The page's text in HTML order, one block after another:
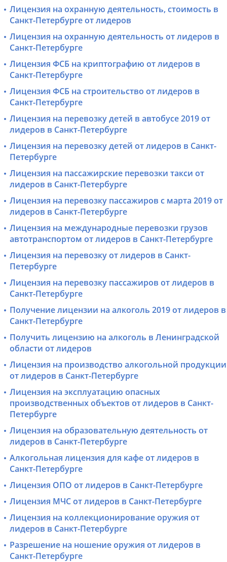
Лицензия на охранную деятельность, стоимость в
Санкт-Петербурге от лидеров
Лицензия на охранную деятельность от лидеров в
Санкт-Петербурге
Лицензия ФСБ на криптографию от лидеров в
Санкт-Петербурге
Лицензия ФСБ на строительство от лидеров в
Санкт-Петербурге
Лицензия на перевозку детей в автобусе 2019 от
лидеров в Санкт-Петербурге
Лицензия на перевозку детей от лидеров в Санкт-
Петербурге
Лицензия на пассажирские перевозки такси от
лидеров в Санкт-Петербурге
Лицензия на перевозку пассажиров с марта 2019 от
лидеров в Санкт-Петербурге
Лицензия на международные перевозки грузов
автотранспортом от лидеров в Санкт-Петербурге
Лицензия на перевозку от лидеров в Санкт-
Петербурге
Лицензия на перевозку пассажиров от лидеров в
Санкт-Петербурге
Получение лицензии на алкоголь 2019 от лидеров в
Санкт-Петербурге
Получить лицензию на алкоголь в Ленинградской
области от лидеров
Лицензия на производство алкогольной продукции
от лидеров в Санкт-Петербурге
Лицензия на эксплуатацию опасных
производственных объектов от лидеров в Санкт-
Петербурге
Лицензия на образовательную деятельность от
лидеров в Санкт-Петербурге
Алкогольная лицензия для кафе от лидеров в
Санкт-Петербурге
Лицензия ОПО от лидеров в Санкт-Петербурге
Лицензия МЧС от лидеров в Санкт-Петербурге
Лицензия на коллекционирование оружия от
лидеров в Санкт-Петербурге
Разрешение на ношение оружия от лидеров в
Санкт-Петербурге